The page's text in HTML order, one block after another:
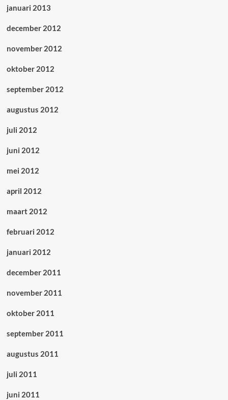
januari 2013
december 2012
november 2012
oktober 2012
september 2012
augustus 2012
juli 2012
juni 2012
mei 2012
april 2012
maart 2012
februari 2012
januari 2012
december 2011
november 2011
oktober 2011
september 2011
augustus 2011
juli 2011
juni 2011